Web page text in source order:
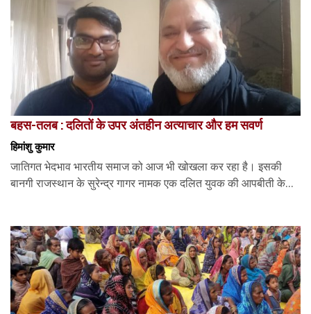
बहस-तलब : दलितों के उपर अंतहीन अत्याचार और हम सवर्ण
हिमांशु कुमार
जातिगत भेदभाव भारतीय समाज को आज भी खोखला कर रहा है। इसकी
बानगी राजस्थान के सुरेन्द्र गागर नामक एक दलित युवक की आपबीती के...